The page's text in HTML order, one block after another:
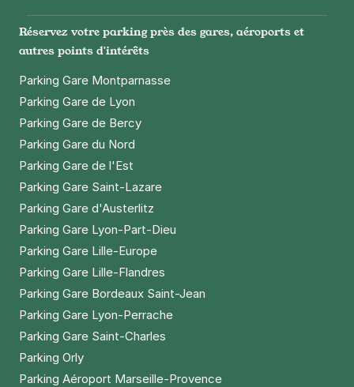
Réservez votre parking près des gares, aéroports et
autres points d'intérêts
Parking Gare Montparnasse
Parking Gare de Lyon
Parking Gare de Bercy
Parking Gare du Nord
Parking Gare de l'Est
Parking Gare Saint-Lazare
Parking Gare d'Austerlitz
Parking Gare Lyon-Part-Dieu
Parking Gare Lille-Europe
Parking Gare Lille-Flandres
Parking Gare Bordeaux Saint-Jean
Parking Gare Lyon-Perrache
Parking Gare Saint-Charles
Parking Orly
Parking Aéroport Marseille-Provence